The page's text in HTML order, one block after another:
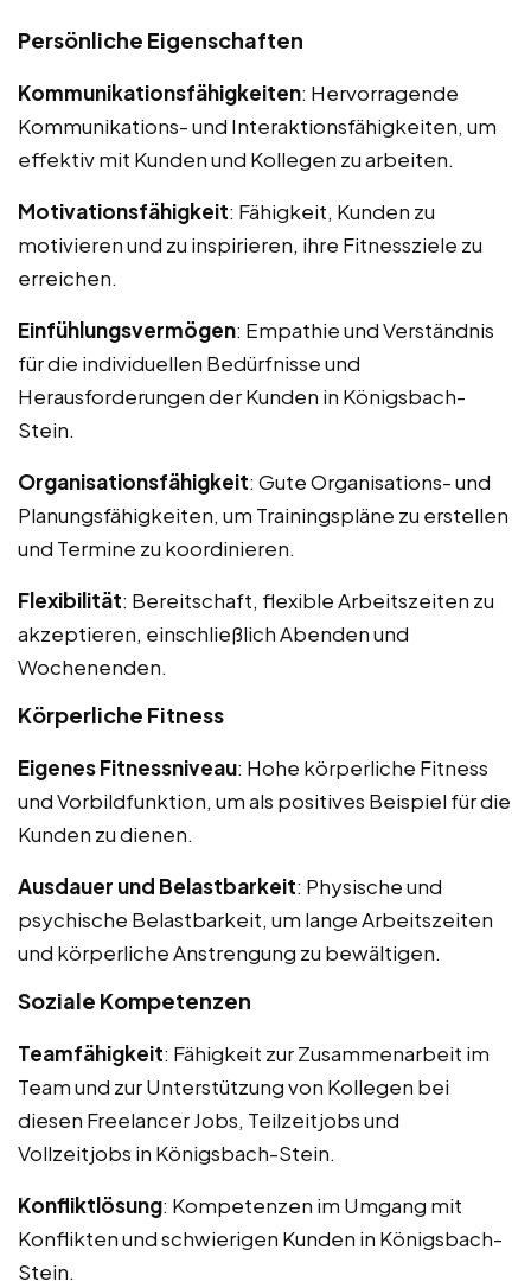
Persönliche Eigenschaften
Kommunikationsfähigkeiten: Hervorragende
Kommunikations- und Interaktionsfähigkeiten, um
effektiv mit Kunden und Kollegen zu arbeiten.
Motivationsfähigkeit: Fähigkeit, Kunden zu
motivieren und zu inspirieren, ihre Fitnessziele zu
erreichen.
Einfühlungsvermögen: Empathie und Verständnis
für die individuellen Bedürfnisse und
Herausforderungen der Kunden in Königsbach-
Stein.
Organisationsfähigkeit: Gute Organisations- und
Planungsfähigkeiten, um Trainingspläne zu erstellen
und Termine zu koordinieren.
Flexibilität: Bereitschaft, flexible Arbeitszeiten zu
akzeptieren, einschließlich Abenden und
Wochenenden.
Körperliche Fitness
Eigenes Fitnessniveau: Hohe körperliche Fitness
und Vorbildfunktion, um als positives Beispiel für die
Kunden zu dienen.
Ausdauer und Belastbarkeit: Physische und
psychische Belastbarkeit, um lange Arbeitszeiten
und körperliche Anstrengung zu bewältigen.
Soziale Kompetenzen
Teamfähigkeit: Fähigkeit zur Zusammenarbeit im
Team und zur Unterstützung von Kollegen bei
diesen Freelancer Jobs, Teilzeitjobs und
Vollzeitjobs in Königsbach-Stein.
Konfliktlösung: Kompetenzen im Umgang mit
Konflikten und schwierigen Kunden in Königsbach-
Stein.